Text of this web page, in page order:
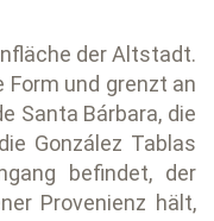
der Altstadt.
Form und grenzt an
Santa Bárbara, die
González Tablas
befindet, der
Provenienz hält,